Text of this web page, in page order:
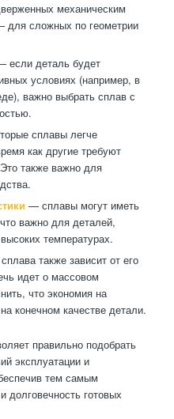
механическим
для сложных по геометрии
если деталь будет
условиях (например, в
важно выбрать сплав с
сплавы легче
как другие требуют
также важно для
— сплавы могут иметь
важно для деталей,
температурах.
также зависит от его
идет о массовом
что экономия на
конечном качестве детали.
правильно подобрать
эксплуатации и
тем самым
готовых